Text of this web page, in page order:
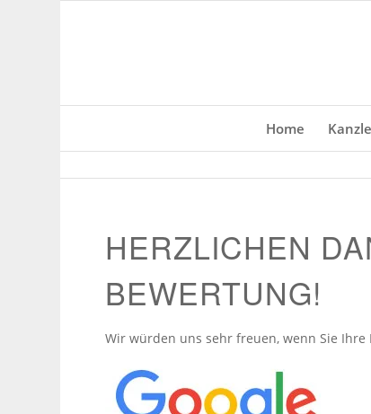
Home
HERZLICHEN
BEWERTUNG!
Wir würden uns sehr freuen, wenn Sie